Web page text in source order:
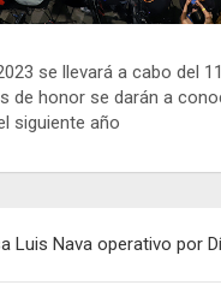
se llevará a cabo del
de honor se darán a
siguiente año
Luis Nava operativo por